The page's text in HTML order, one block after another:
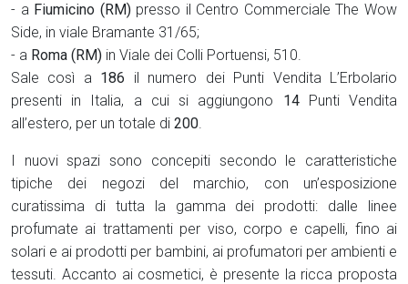
- a Fiumicino (RM)presso il Centro Commerciale The Wow
Side, in viale Bramante 31/65;
- a Roma (RM) in Viale dei Colli Portuensi, 510.
Sale così a 186 il numero dei Punti Vendita L’Erbolario
presenti in Italia, a cui si aggiungono 14Punti Vendita
all’estero, per un totale di 200.
I nuovi spazi sono concepiti secondo le caratteristiche
tipiche dei negozi del marchio, con un’esposizione
curatissima di tutta la gamma dei prodotti: dalle linee
profumate ai trattamenti per viso, corpo e capelli, fino ai
solari e ai prodotti per bambini, ai profumatori per ambienti e
tessuti. Accanto ai cosmetici, è presente la ricca proposta